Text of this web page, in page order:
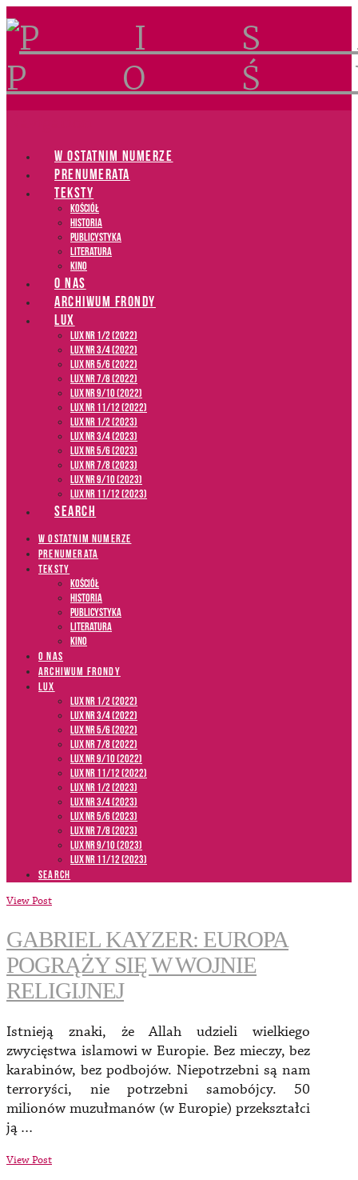
W OSTATNIM NUMERZE
PRENUMERATA
TEKSTY
Kościół
Historia
Publicystyka
Literatura
Kino
O NAS
ARCHIWUM FRONDY
LUX
LUX NR 1/2 (2022)
LUX NR 3/4 (2022)
LUX NR 5/6 (2022)
LUX NR 7/8 (2022)
LUX nr 9/10 (2022)
LUX NR 11/12 (2022)
LUX NR 1/2 (2023)
LUX NR 3/4 (2023)
LUX NR 5/6 (2023)
LUX NR 7/8 (2023)
LUX NR 9/10 (2023)
LUX NR 11/12 (2023)
SEARCH
W OSTATNIM NUMERZE
PRENUMERATA
TEKSTY
Kościół
Historia
Publicystyka
Literatura
Kino
O NAS
ARCHIWUM FRONDY
LUX
LUX NR 1/2 (2022)
LUX NR 3/4 (2022)
LUX NR 5/6 (2022)
LUX NR 7/8 (2022)
LUX nr 9/10 (2022)
LUX NR 11/12 (2022)
LUX NR 1/2 (2023)
LUX NR 3/4 (2023)
LUX NR 5/6 (2023)
LUX NR 7/8 (2023)
LUX NR 9/10 (2023)
LUX NR 11/12 (2023)
SEARCH
View Post
GABRIEL KAYZER: EUROPA
POGRĄŻY SIĘ W WOJNIE
RELIGIJNEJ
Istnieją znaki, że Allah udzieli wielkiego
zwycięstwa islamowi w Europie. Bez mieczy, bez
karabinów, bez podbojów. Niepotrzebni są nam
terroryści, nie potrzebni samobójcy. 50
milionów muzułmanów (w Europie) przekształci
ją …
View Post